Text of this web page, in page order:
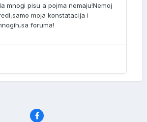
mnogi pisu a pojma nemaju!Nemoj
moja konstatacija i
foruma!